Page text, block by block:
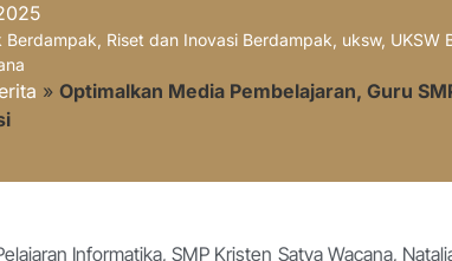
Berdampak, Riset dan Inovasi Berdampak, uksw, UKSW
» Optimalkan Media Pembelajaran, Guru
Informatika, SMP Kristen Satya Wacana,